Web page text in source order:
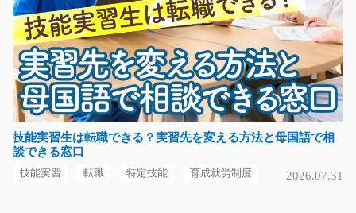
気になる
半導体製造装置の出荷準備/t03_00621
お仕事は半導体製造装置の出荷準備をお願いします。地
元熊本の優良企業様…
長期（3ヶ月以上）
時給1150円～
技能実習生は転職できる？実習先を変える方法と母国語で相
談できる窓口
技能実習 転職 特定技能 育成就労制度 2026.07.31